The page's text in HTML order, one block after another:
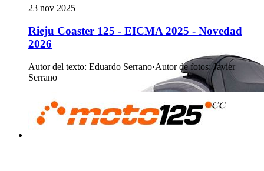
23 nov 2025
Rieju Coaster 125 - EICMA 2025 - Novedad
2026
Autor del texto: Eduardo Serrano·Autor de fotos: Javier
Serrano